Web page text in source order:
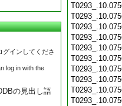
グインしてくださ
log in with the
の見出し語